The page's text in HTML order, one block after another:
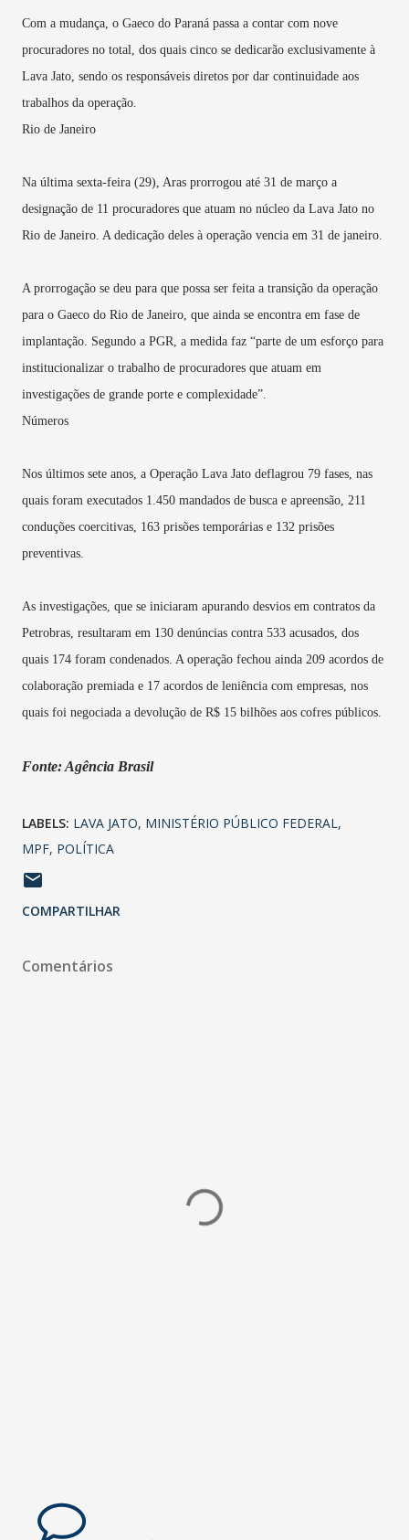
Com a mudança, o Gaeco do Paraná passa a contar com nove
procuradores no total, dos quais cinco se dedicarão exclusivamente à
Lava Jato, sendo os responsáveis diretos por dar continuidade aos
trabalhos da operação.
Rio de Janeiro
Na última sexta-feira (29), Aras prorrogou até 31 de março a
designação de 11 procuradores que atuam no núcleo da Lava Jato no
Rio de Janeiro. A dedicação deles à operação vencia em 31 de janeiro.
A prorrogação se deu para que possa ser feita a transição da operação
para o Gaeco do Rio de Janeiro, que ainda se encontra em fase de
implantação. Segundo a PGR, a medida faz “parte de um esforço para
institucionalizar o trabalho de procuradores que atuam em
investigações de grande porte e complexidade”.
Números
Nos últimos sete anos, a Operação Lava Jato deflagrou 79 fases, nas
quais foram executados 1.450 mandados de busca e apreensão, 211
conduções coercitivas, 163 prisões temporárias e 132 prisões
preventivas.
As investigações, que se iniciaram apurando desvios em contratos da
Petrobras, resultaram em 130 denúncias contra 533 acusados, dos
quais 174 foram condenados. A operação fechou ainda 209 acordos de
colaboração premiada e 17 acordos de leniência com empresas, nos
quais foi negociada a devolução de R$ 15 bilhões aos cofres públicos.
Fonte: Agência Brasil
LABELS: LAVA JATO MINISTÉRIO PÚBLICO FEDERAL
MPF POLÍTICA
COMPARTILHAR
Comentários